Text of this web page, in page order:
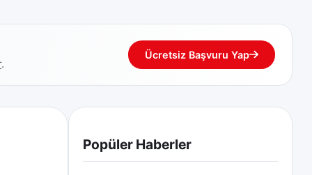
.
Ücretsiz Başvuru Yap
Popüler Haberler